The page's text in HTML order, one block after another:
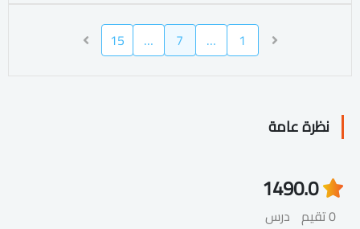
1
…
7
…
15
نظرة عامة
0.0
0 تقيم
149
درس